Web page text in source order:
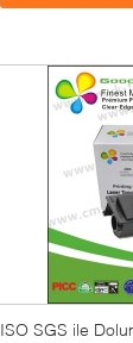
ISO SGS ile